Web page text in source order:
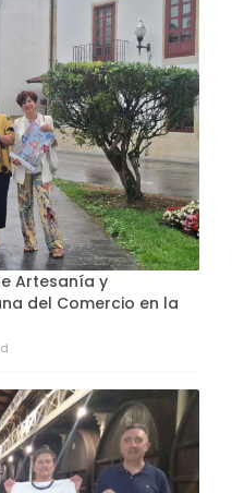
Artesanía y
del Comercio en la